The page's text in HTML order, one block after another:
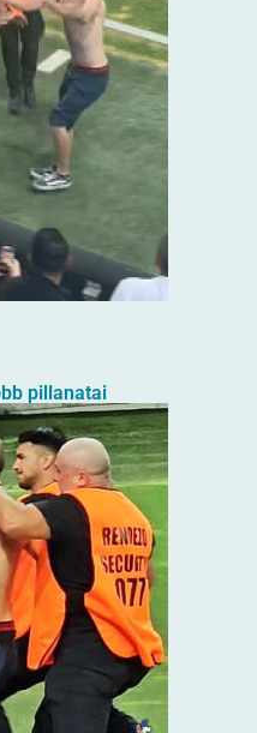
pillanatai